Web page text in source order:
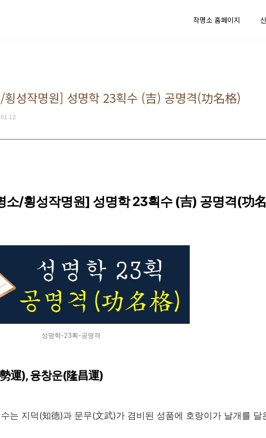
작명소 홈페이지
횡성작명원] 성명학 23획수 (吉) 공명격(功名格)
소/횡성작명원] 성명학 23획수 (吉) 공명격(功
성명학-23획-공명격
運), 융창운(隆昌運)
는 지덕(知德)과 문무(文武)가 겸비된 성품에 호랑이가 날개를 달